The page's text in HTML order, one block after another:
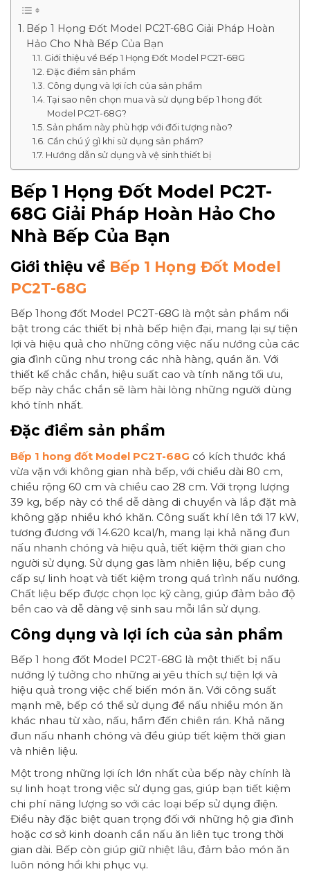
Bếp 1 Họng Đốt Model PC2T-68G Giải Pháp Hoàn
Hảo Cho Nhà Bếp Của Bạn
Giới thiệu về Bếp 1 Họng Đốt Model PC2T-68G
Đặc điểm sản phẩm
Công dụng và lợi ích của sản phẩm
Tại sao nên chọn mua và sử dụng bếp 1 hong đốt
Model PC2T-68G?
Sản phẩm này phù hợp với đối tượng nào?
Cần chú ý gì khi sử dụng sản phẩm?
Hướng dẫn sử dụng và vệ sinh thiết bị
Bếp 1 Họng Đốt Model PC2T-
68G Giải Pháp Hoàn Hảo Cho
Nhà Bếp Của Bạn
Giới thiệu về Bếp 1 Họng Đốt Model
PC2T-68G
Bếp 1hong đốt Model PC2T-68G là một sản phẩm nổi
bật trong các thiết bị nhà bếp hiện đại, mang lại sự tiện
lợi và hiệu quả cho những công việc nấu nướng của các
gia đình cũng như trong các nhà hàng, quán ăn. Với
thiết kế chắc chắn, hiệu suất cao và tính năng tối ưu,
bếp này chắc chắn sẽ làm hài lòng những người dùng
khó tính nhất.
Đặc điểm sản phẩm
Bếp 1 hong đốt Model PC2T-68G có kích thước khá
vừa vặn với không gian nhà bếp, với chiều dài 80 cm,
chiều rộng 60 cm và chiều cao 28 cm. Với trọng lượng
39 kg, bếp này có thể dễ dàng di chuyển và lắp đặt mà
không gặp nhiều khó khăn. Công suất khí lên tới 17 kW,
tương đương với 14.620 kcal/h, mang lại khả năng đun
nấu nhanh chóng và hiệu quả, tiết kiệm thời gian cho
người sử dụng. Sử dụng gas làm nhiên liệu, bếp cung
cấp sự linh hoạt và tiết kiệm trong quá trình nấu nướng.
Chất liệu bếp được chọn lọc kỹ càng, giúp đảm bảo độ
bền cao và dễ dàng vệ sinh sau mỗi lần sử dụng.
Công dụng và lợi ích của sản phẩm
Bếp 1 hong đốt Model PC2T-68G là một thiết bị nấu
nướng lý tưởng cho những ai yêu thích sự tiện lợi và
hiệu quả trong việc chế biến món ăn. Với công suất
mạnh mẽ, bếp có thể sử dụng để nấu nhiều món ăn
khác nhau từ xào, nấu, hầm đến chiên rán. Khả năng
đun nấu nhanh chóng và đều giúp tiết kiệm thời gian
và nhiên liệu.
Một trong những lợi ích lớn nhất của bếp này chính là
sự linh hoạt trong việc sử dụng gas, giúp bạn tiết kiệm
chi phí năng lượng so với các loại bếp sử dụng điện.
Điều này đặc biệt quan trọng đối với những hộ gia đình
hoặc cơ sở kinh doanh cần nấu ăn liên tục trong thời
gian dài. Bếp còn giúp giữ nhiệt lâu, đảm bảo món ăn
luôn nóng hổi khi phục vụ.